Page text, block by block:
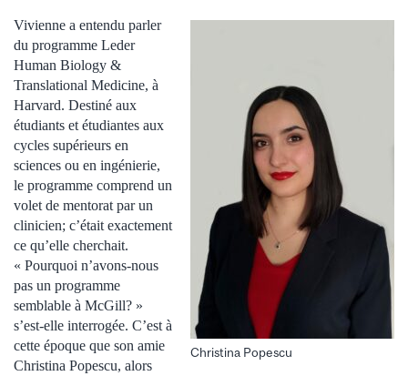
Christina Popescu
Vivienne a entendu parler
du programme Leder
Human Biology &
Translational Medicine, à
Harvard. Destiné aux
étudiants et étudiantes aux
cycles supérieurs en
sciences ou en ingénierie,
le programme comprend un
volet de mentorat par un
clinicien; c’était exactement
ce qu’elle cherchait.
« Pourquoi n’avons-nous
pas un programme
semblable à McGill? »
s’est-elle interrogée. C’est à
cette époque que son amie
Christina Popescu, alors